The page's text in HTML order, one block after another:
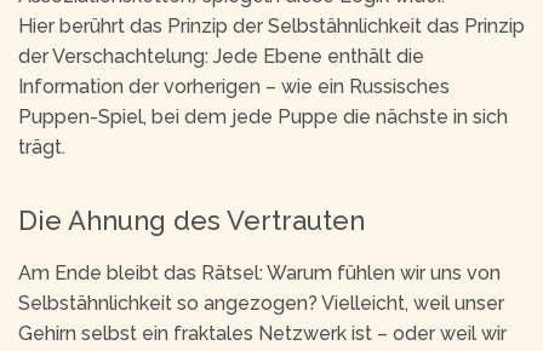
Hier berührt das Prinzip der Selbstähnlichkeit das Prinzip
der Verschachtelung: Jede Ebene enthält die
Information der vorherigen – wie ein Russisches
Puppen-Spiel, bei dem jede Puppe die nächste in sich
trägt.
Die Ahnung des Vertrauten
Am Ende bleibt das Rätsel: Warum fühlen wir uns von
Selbstähnlichkeit so angezogen? Vielleicht, weil unser
Gehirn selbst ein fraktales Netzwerk ist – oder weil wir